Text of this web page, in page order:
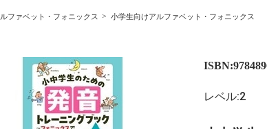
ファベット・フォニックス > 小学生向けアルファベット・フォニックス
レベル:2